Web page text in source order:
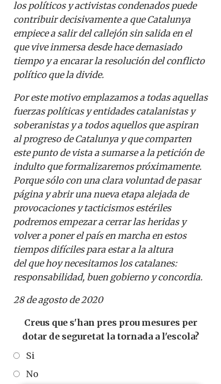
los políticos y activistas condenados puede
contribuir decisivamente a que Catalunya
empiece a salir del callejón sin salida en el
que vive inmersa desde hace demasiado
tiempo y a encarar la resolución del conflicto
político que la divide.
Por este motivo emplazamos a todas aquellas
fuerzas políticas y entidades catalanistas y
soberanistas y a todos aquellos que aspiran
al progreso de Catalunya y que comparten
este punto de vista a sumarse a la petición de
indulto que formalizaremos próximamente.
Porque sólo con una clara voluntad de pasar
página y abrir una nueva etapa alejada de
provocaciones y tacticismos estériles
podremos empezar a cerrar las heridas y
volver a poner el país en marcha en estos
tiempos difíciles para estar a la altura
del que hoy necesitamos los catalanes:
responsabilidad, buen gobierno y concordia.
28 de agosto de 2020
Creus que s'han pres prou mesures per
dotar de seguretat la tornada a l'escola?
Si
No